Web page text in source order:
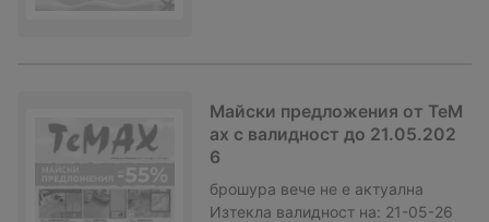
Майски предложения от TeM
ax с валидност до 21.05.202
6
брошура вече не е актуална
Изтекла валидност на: 21-05-26